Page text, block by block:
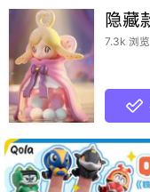
隐藏
7.3k 浏
